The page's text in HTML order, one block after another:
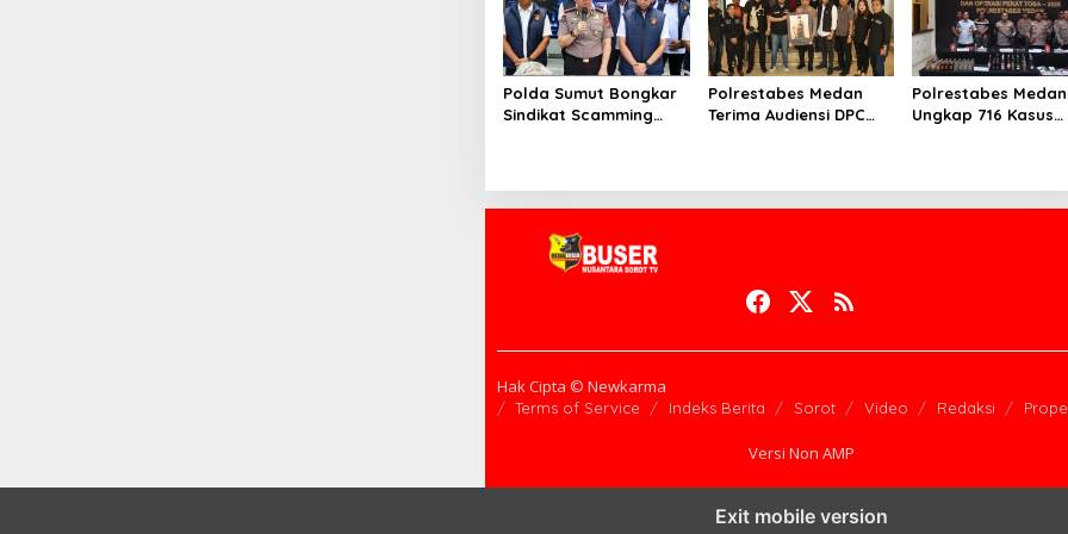
Polda Sumut Bongkar
Sindikat Scamming
Polrestabes Medan
Terima Audiensi DPC
Polrestabes Medan
Ungkap 716 Kasus
Hak Cipta © Newkarma
Terms of Service Indeks Berita Sorot Video Redaksi
Versi Non AMP
Exit mobile version